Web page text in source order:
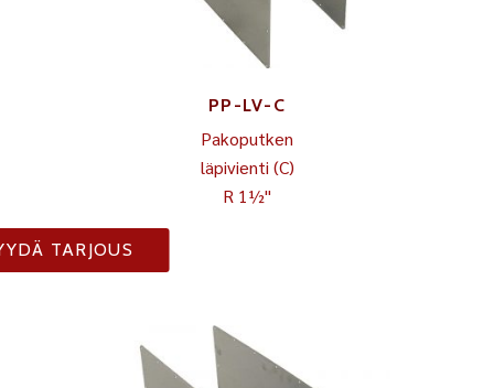
PP-LV-C
Pakoputken
läpivienti (C)
R 1½"
TARJOUS